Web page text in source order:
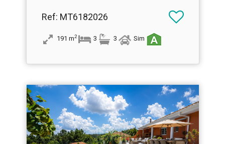
Ref: MT6182026
191 m2 3 3 Sim